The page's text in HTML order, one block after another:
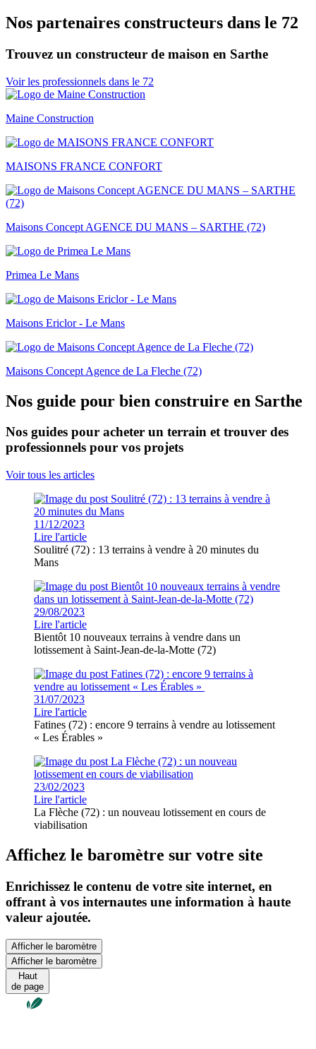
Nos partenaires constructeurs dans le 72
Trouvez un constructeur de maison en Sarthe
Voir les professionnels dans le 72
Maine Construction
MAISONS FRANCE CONFORT
Maisons Concept AGENCE DU MANS – SARTHE (72)
Primea Le Mans
Maisons Ericlor - Le Mans
Maisons Concept Agence de La Fleche (72)
Nos guide pour bien construire en Sarthe
Nos guides pour acheter un terrain et trouver des
professionnels pour vos projets
Voir tous les articles
11/12/2023
Lire l'article
Soulitré (72) : 13 terrains à vendre à 20 minutes du
Mans
29/08/2023
Lire l'article
Bientôt 10 nouveaux terrains à vendre dans un
lotissement à Saint-Jean-de-la-Motte (72)
31/07/2023
Lire l'article
Fatines (72) : encore 9 terrains à vendre au lotissement
« Les Érables »
23/02/2023
Lire l'article
La Flèche (72) : un nouveau lotissement en cours de
viabilisation
Affichez le baromètre sur votre site
Enrichissez le contenu de votre site internet, en
offrant à vos internautes une information à haute
valeur ajoutée.
Afficher le baromètre
Afficher le baromètre
Haut
de page